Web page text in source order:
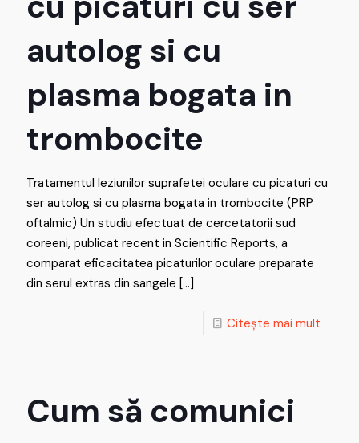
autolog si cu
plasma bogata in
trombocite
Tratamentul leziunilor suprafetei oculare cu picaturi cu
ser autolog si cu plasma bogata in trombocite (PRP
oftalmic) Un studiu efectuat de cercetatorii sud
coreeni, publicat recent in Scientific Reports, a
comparat eficacitatea picaturilor oculare preparate
din serul extras din sangele […]
Citește mai mult
Cum să comunici